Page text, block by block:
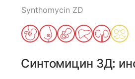
Synthomycin ZD
Синтомицин ЗД: